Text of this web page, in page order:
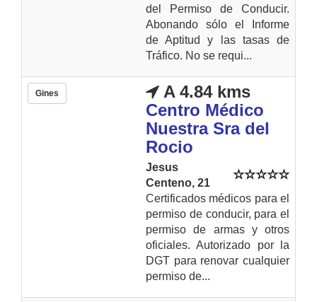
del Permiso de Conducir.
Abonando sólo el Informe
de Aptitud y las tasas de
Tráfico. No se requi...
Gines
A 4.84 kms
Centro Médico
Nuestra Sra del
Rocio
Jesus
Centeno, 21
Certificados médicos para el
permiso de conducir, para el
permiso de armas y otros
oficiales. Autorizado por la
DGT para renovar cualquier
permiso de...